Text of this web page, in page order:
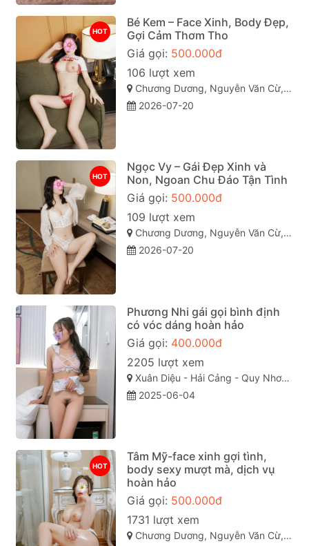
HOT
Bé Kem – Face Xinh, Body Đẹp,
Gợi Cảm Thơm Tho
Giá gọi: 500.000đ
106 lượt xem
Chương Dương, Nguyễn Văn Cừ, Quy Nhơn, Bình Định
2026-07-20
HOT
Ngọc Vy – Gái Đẹp Xinh và
Non, Ngoan Chu Đáo Tận Tình
Giá gọi: 500.000đ
109 lượt xem
Chương Dương, Nguyễn Văn Cừ, Quy Nhơn, Bình Định
2026-07-20
Phương Nhi gái gọi bình định
có vóc dáng hoàn hảo
Giá gọi: 400.000đ
2205 lượt xem
Xuân Diệu - Hải Cảng - Quy Nhơn - Bình Định
2025-06-04
HOT
Tâm Mỹ-face xinh gợi tình,
body sexy mượt mà, dịch vụ
hoàn hảo
Giá gọi: 500.000đ
1731 lượt xem
Chương Dương, Nguyễn Văn Cừ, TP Quy Nhơn